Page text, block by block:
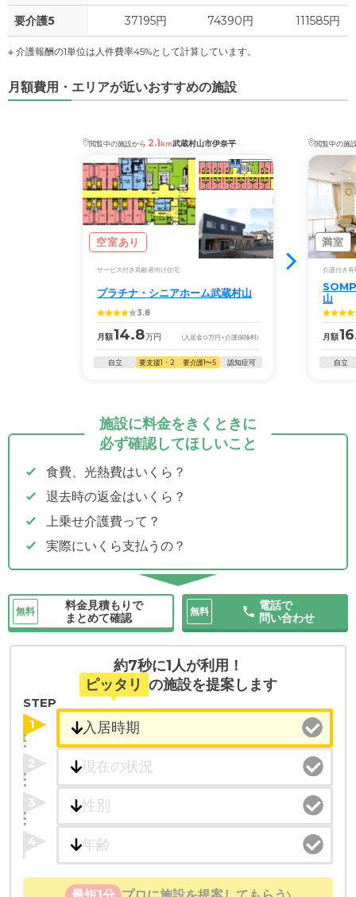
要介護5 37195円 74390円 111585円
※ 介護報酬の1単位は人件費率45%として計算しています。
月額費用・エリアが近いおすすめの施設
閲覧中の施設から 2.1km武蔵村山市伊奈平
空室あり
サービス付き高齢者向け住宅
プラチナ・シニアホーム武蔵村山
3.8
月額14.8万円 (入居金0万円 +介護保険料)
自立 要支援1・2 要介護1〜5 認知症可
閲覧中の施
満室
介護付き有
山
月額
自立
施設に料金をきくときに
必ず確認してほしいこと
食費、光熱費はいくら？
退去時の返金はいくら？
上乗せ介護費って？
実際にいくら支払うの？
無料
料金見積もりで
まとめて確認
無料
電話で
問い合わせ
約7秒に1人が利用！
ピッタリ の施設を提案します
STEP
1
2
3
4